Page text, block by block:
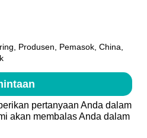
Produsen, Pemasok, China,
pertanyaan Anda dalam
akan membalas Anda dalam